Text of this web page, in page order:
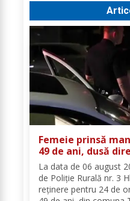
Femeie prinsă
49 de ani, dusă
La data de 06 august
de Poliție Rurală nr. 3
reținere pentru 24 de